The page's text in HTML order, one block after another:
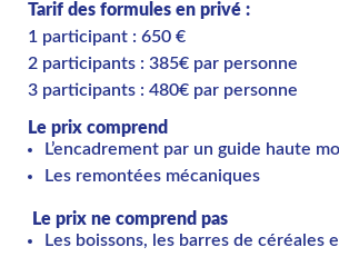
Tarif des formules en privé :
1 participant : 650 €
2 participants : 385€ par personne
3 participants : 480€ par personne
Le prix comprend
L’encadrement par un guide haute
Les remontées mécaniques
Le prix ne comprend pas
Les boissons, les barres de céréales